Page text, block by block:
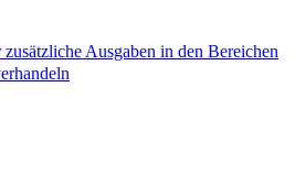
Ausgaben in den Bereichen